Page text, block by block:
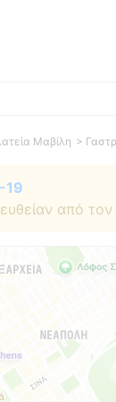
Μαβίλη >
19
από